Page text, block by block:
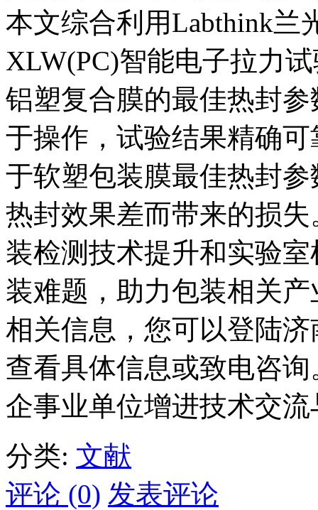
本文综合利用Labthink兰
XLW(PC)智能电子拉力
铝塑复合膜的最佳热封
于操作，试验结果精确
于软塑包装膜最佳热封
热封效果差而带来的损
装检测技术提升和实验
装难题，助力包装相关
相关信息，您可以登陆
查看具体信息或致电咨
企事业单位增进技术交
分类: 文献
评论 (0) 发表评论